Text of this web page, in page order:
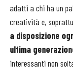
adatti a chi ha un
creatività e,
a disposizione
ultima
interessanti non